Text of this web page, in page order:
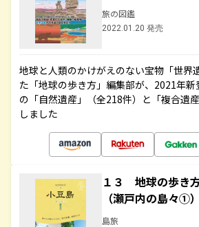
旅の図鑑
2022.01.20 発売
地球と人類のかけがえのない宝物「世界
た「地球の歩き方」編集部が、2021年新
の「自然遺産」（全218件）と「複合遺
しました
１３ 地球の歩
（瀬戸内の島々
島旅